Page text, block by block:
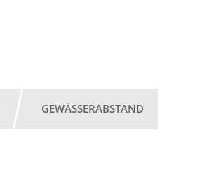
GEWÄSSERABSTAND